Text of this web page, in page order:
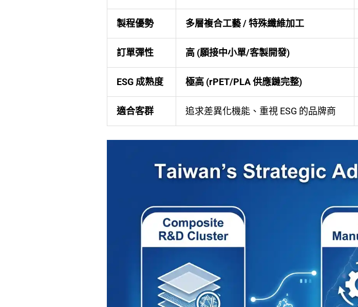
製程優勢 多層複合工藝 / 特殊纖維加工
訂單彈性 高 (願接中小單/客製開發)
ESG 成熟度 極高 (rPET/PLA 供應鏈完整)
適合客群 追求差異化機能、重視 ESG 的品牌商